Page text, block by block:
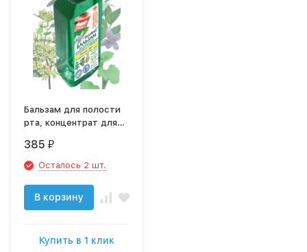
Бальзам для полости
рта, концентрат для
«Эффективная
профилактика
гингивита», 350 мл
385 ₽
Осталось 2 шт.
В корзину
Купить в 1 клик